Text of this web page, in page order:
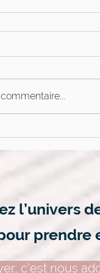
massage peut
mon mal de dos?
l’univers
prendre
c’est nous